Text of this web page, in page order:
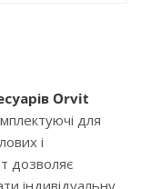
Orvit
для
і
дозволяє
індивідуальну